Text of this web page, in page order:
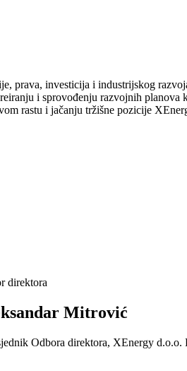
prava, investicija i industrijskog
i sprovođenju razvojnih
rastu i jačanju tržišne pozicije
direktora
Mitrović
Odbora direktora, XEnergy d.o.o.